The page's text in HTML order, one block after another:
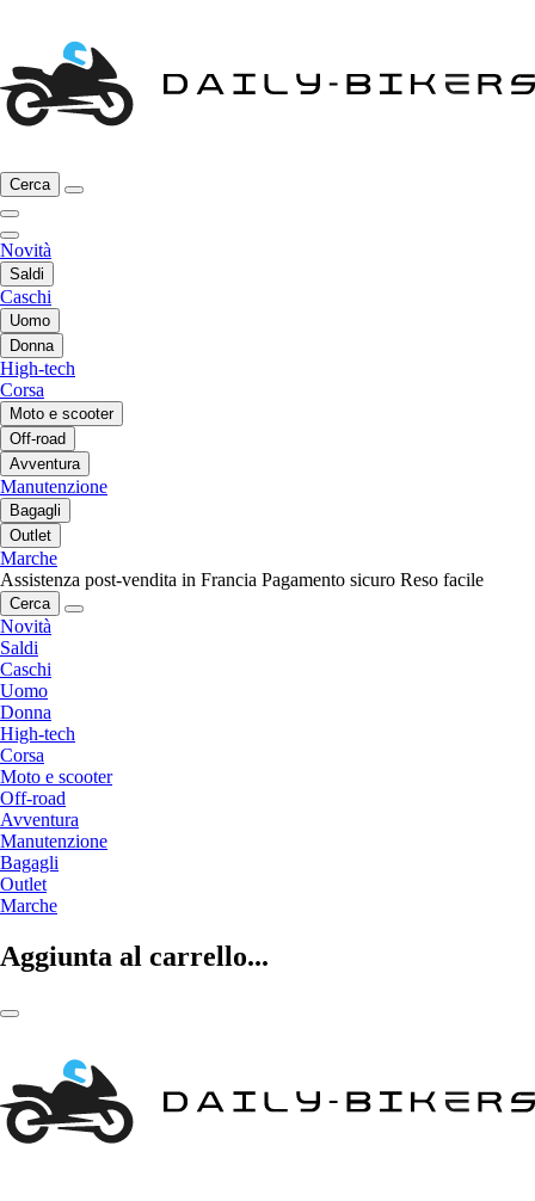
Cerca
Novità
Saldi
Caschi
Uomo
Donna
High-tech
Corsa
Moto e scooter
Off-road
Avventura
Manutenzione
Bagagli
Outlet
Marche
Assistenza post-vendita in Francia Pagamento sicuro Reso facile
Cerca
Novità
Saldi
Caschi
Uomo
Donna
High-tech
Corsa
Moto e scooter
Off-road
Avventura
Manutenzione
Bagagli
Outlet
Marche
Aggiunta al carrello...